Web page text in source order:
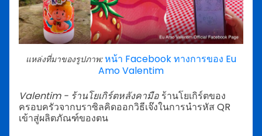
แหล่งที่มาของรูปภาพ:หน้า Facebook ทางการของ Eu
Amo Valentim
Valentim - ร้านโยเกิร์ตหลังคามือ ร้านโยเกิร์ตของ
ครอบครัวจากบราซิลคิดออกวิธีเจ๊งในการนำรหัส QR
เข้าสู่ผลิตภัณฑ์ของตน